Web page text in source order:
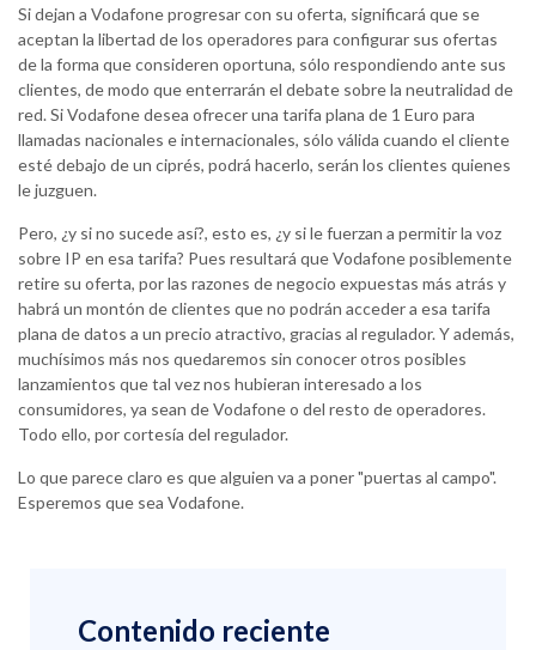
Si dejan a Vodafone progresar con su oferta, significará que se
aceptan la libertad de los operadores para configurar sus ofertas
de la forma que consideren oportuna, sólo respondiendo ante sus
clientes, de modo que enterrarán el debate sobre la neutralidad de
red. Si Vodafone desea ofrecer una tarifa plana de 1 Euro para
llamadas nacionales e internacionales, sólo válida cuando el cliente
esté debajo de un ciprés, podrá hacerlo, serán los clientes quienes
le juzguen.
Pero, ¿y si no sucede así?, esto es, ¿y si le fuerzan a permitir la voz
sobre IP en esa tarifa? Pues resultará que Vodafone posiblemente
retire su oferta, por las razones de negocio expuestas más atrás y
habrá un montón de clientes que no podrán acceder a esa tarifa
plana de datos a un precio atractivo, gracias al regulador. Y además,
muchísimos más nos quedaremos sin conocer otros posibles
lanzamientos que tal vez nos hubieran interesado a los
consumidores, ya sean de Vodafone o del resto de operadores.
Todo ello, por cortesía del regulador.
Lo que parece claro es que alguien va a poner "puertas al campo".
Esperemos que sea Vodafone.
Contenido reciente